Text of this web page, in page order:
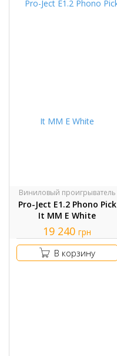
Виниловый проигрыватель
Pro-Ject E1.2 Phono Pick
It MM E White
19 240 грн
В корзину